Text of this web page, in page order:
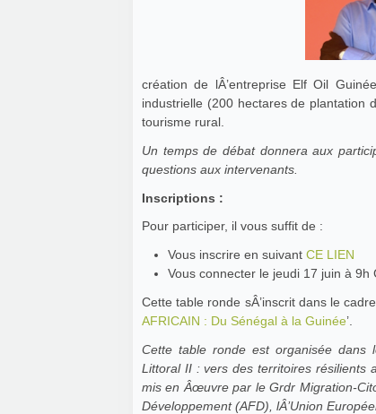
création de lÂ’entreprise Elf Oil
industrielle (200 hectares de plantation
tourisme rural.
Un temps de débat donnera aux
questions aux intervenants.
Inscriptions :
Pour participer, il vous suffit de :
Vous inscrire en suivant CE LIEN
Vous connecter le jeudi 17 juin à
Cette table ronde sÂ’inscrit dans le
AFRICAIN : Du Sénégal à la Guinée’.
Cette table ronde est organisée dans
Littoral II : vers des territoires résilients
mis en Âœuvre par le Grdr Migration-
Développement (AFD), lÂ’Union